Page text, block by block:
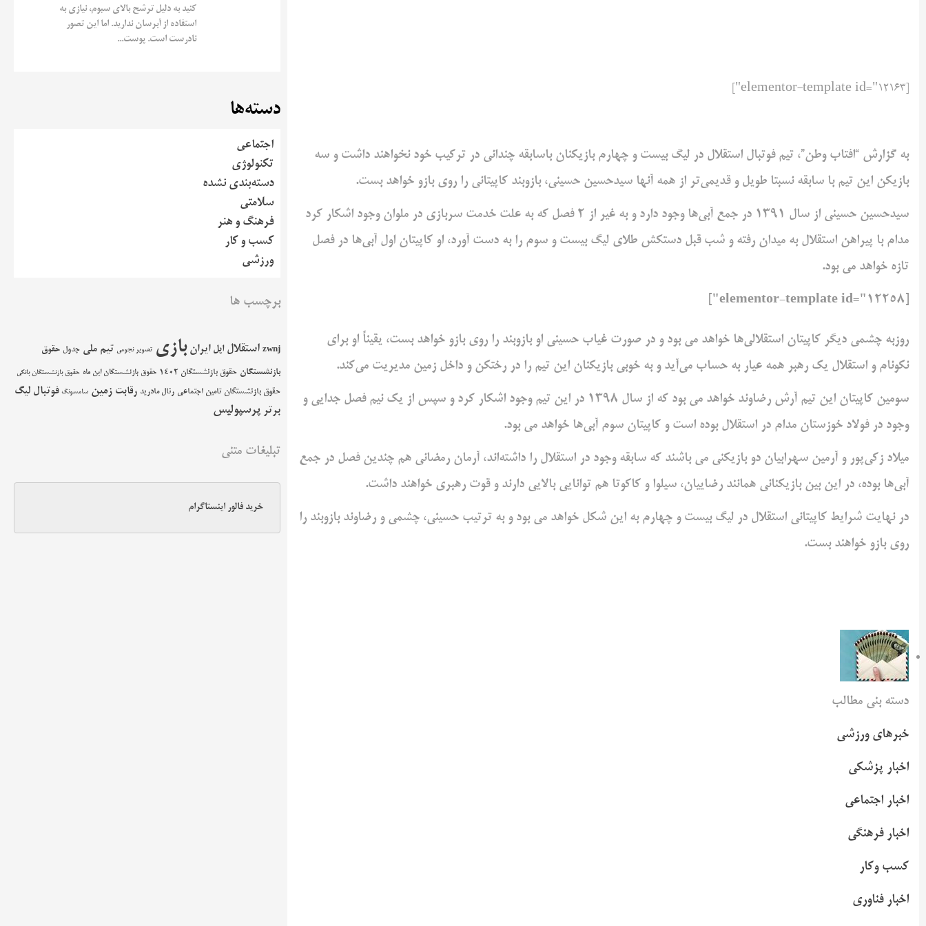
به گزارش “افتاب وطن”، تیم فوتبال استقلال در لیگ بیست و چهارم بازیکنان باسابقه چندانی در ترکیب خود نخواهند داشت و سه
بازیکن این تیم با سابقه نسبتا طویل و قدیمی‌تر از همه آنها سیدحسین حسینی، بازوبند کاپیتانی را روی بازو خواهد بست.
سیدحسین حسینی از سال 1391 در جمع آبی‌ها وجود دارد و به غیر از 2 فصل که به علت خدمت سربازی در ملوان وجود اشکار کرد
مدام با پیراهن استقلال به میدان رفته و شب قبل دستکش طلای لیگ بیست و سوم را به دست آورد، او کاپیتان اول آبی‌ها در فصل
تازه خواهد می بود.
روزبه چشمی دیگر کاپیتان استقلالی‌ها خواهد می بود و در صورت غیاب حسینی او بازوبند را روی بازو خواهد بست، یقیناً او برای
نکونام و استقلال یک رهبر همه عیار به حساب می‌آید و به خوبی بازیکنان این تیم را در رختکن و داخل زمین مدیریت می‌کند.
سومین کاپیتان این تیم آرش رضاوند خواهد می بود که از سال 1398 در این تیم وجود اشکار کرد و سپس از یک نیم فصل جدایی و
وجود در فولاد خوزستان مدام در استقلال بوده است و کاپیتان سوم آبی‌ها خواهد می بود.
میلاد زکی‌پور و آرمین سهرابیان دو بازیکنی می باشند که سابقه وجود در استقلال را داشته‌اند، آرمان رمضانی هم چندین فصل در جمع
آبی‌ها بوده، در این بین بازیکنانی همانند رضاییان، سیلوا و کاکوتا هم توانایی بالایی دارند و قوت رهبری خواهند داشت.
در نهایت شرایط کاپیتانی استقلال در لیگ بیست و چهارم به این شکل خواهد می بود و به ترتیب حسینی، چشمی و رضاوند بازوبند را
روی بازو خواهند بست.
دسته بنی مطالب
خبرهای ورزشی
اخبار پزشکی
اخبار اجتماعی
اخبار فرهنگی
کسب وکار
اخبار فناوری
کنید به دلیل ترشح بالای سبوم، نیازی به
استفاده از آبرسان ندارید. اما این تصور
نادرست است. پوست...
دسته‌ها
اجتماعی
تکنولوژی
دسته‌بندی نشده
سلامتی
فرهنگ و هنر
کسب و کار
ورزشی
برچسب ها
zwnj استقلال اپل ایران بازی تصویر نجومی تیم ملی جدول حقوق
بازنشستگان حقوق بازنشستگان 1402 حقوق بازنشستگان این ماه حقوق بازنشستگان بانکی
حقوق بازنشستگان تامین اجتماعی رئال مادرید رقابت زمین سامسونگ فوتبال لیگ
برتر پرسپولیس
تبلیغات متنی
خرید فالور اینستاگرام